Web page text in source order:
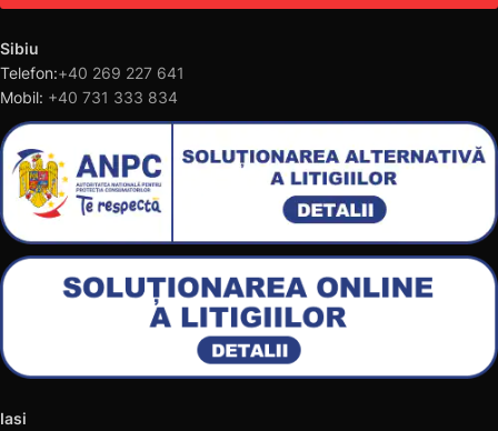
Sibiu
Telefon:+40 269 227 641
Mobil: +40 731 333 834
Iasi